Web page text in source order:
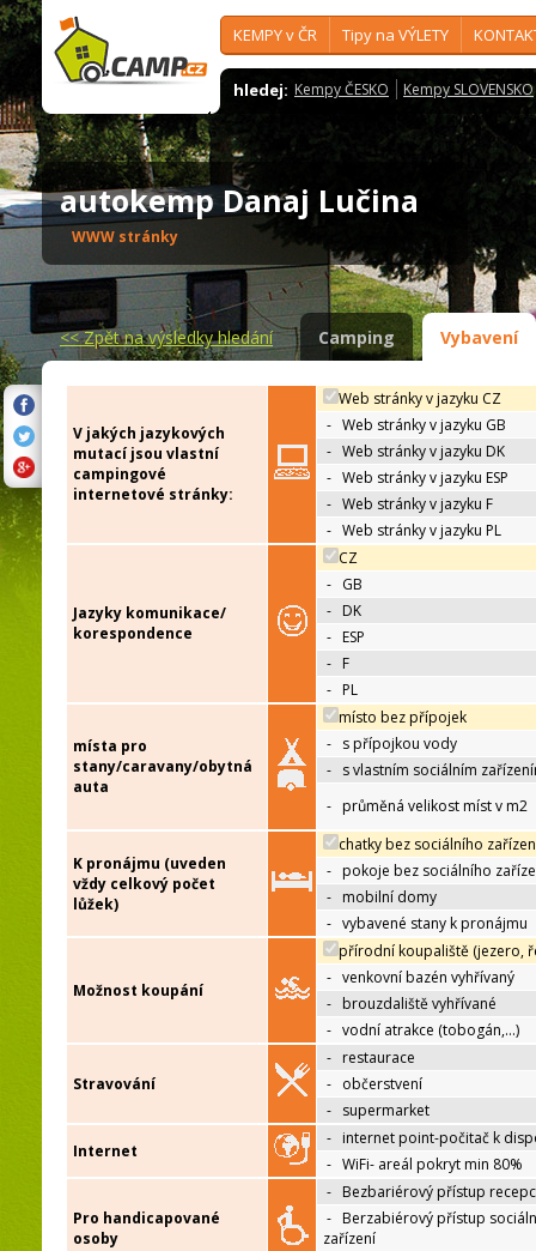
KEMPY v ČR Tipy na VÝLETY
hledej: Kempy ČESKO Kempy SLOVENSKO
autokemp Danaj Lučina
WWW stránky
<<Zpět na výsledky hledání Camping Vybavení
V jakých jazykových
mutací jsou vlastní
campingové
internetové stránky:
Web stránky v jazyku CZ
- Web stránky v jazyku GB
- Web stránky v jazyku DK
- Web stránky v jazyku ESP
- Web stránky v jazyku F
- Web stránky v jazyku PL
Jazyky komunikace/
korespondence
CZ
- GB
- DK
- ESP
- F
- PL
místa pro
stany/caravany/obytná
auta
místo bez přípojek
- s přípojkou vody
- s vlastním sociálním
- průměná velikost míst v m2
K pronájmu (uveden
vždy celkový počet
lůžek)
chatky bez sociálního
- pokoje bez sociálního
- mobilní domy
- vybavené stany k pronájmu
Možnost koupání
přírodní koupaliště (jezero,
- venkovní bazén vyhřívaný
- brouzdaliště vyhřívané
- vodní atrakce (tobogán,…)
Stravování
- restaurace
- občerstvení
- supermarket
Internet
- internet point-počitač k
- WiFi- areál pokryt min 80%
Pro handicapované
osoby
- Bezbariérový přístup
- Berzabiérový přístup
zařízení